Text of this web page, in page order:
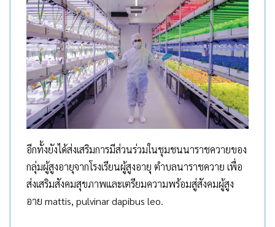
อีกทั้งยังได้ส่งเสริมการมีส่วนร่วมในชุมชนนาราชควายของ
กลุ่มผู้สูงอายุจากโรงเรียนผู้สูงอายุ ตำบลนาราชควาย เพื่อ
ส่งเสริมสังคมสุขภาพและเตรียมความพร้อมสู่สังคมผู้สูง
อาย mattis, pulvinar dapibus leo.